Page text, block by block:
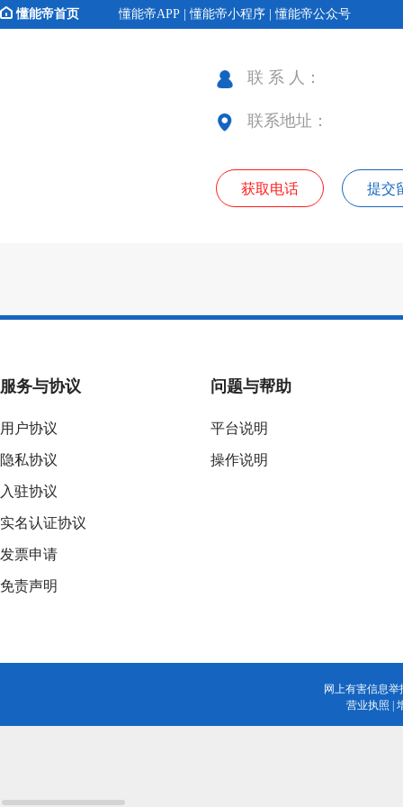
懂能帝首页 懂能帝APP | 懂能帝小程序 | 懂能帝公众号
联 系 人：
联系地址：
获取电话 提交
服务与协议
用户协议
隐私协议
入驻协议
实名认证协议
发票申请
免责声明
问题与帮助
平台说明
操作说明
网上有害信息
营业执照